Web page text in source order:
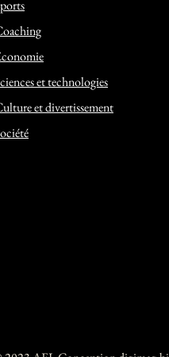
et technologies
et divertissement